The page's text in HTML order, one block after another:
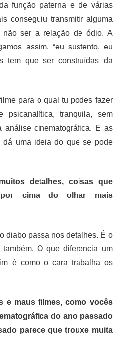
função paterna e de várias
conseguiu transmitir alguma
ser a relação de ódio. A
assim, “eu sustento, eu
tem que ser construídas da
para o qual tu podes fazer
psicanalítica, tranquila, sem
análise cinematográfica. E as
dá uma ideia do que se pode
detalhes, coisas que
por cima do olhar mais
diabo passa nos detalhes. É o
O que diferencia um
é como o cara trabalha os
e maus filmes, como vocês
do ano passado
parece que trouxe muita